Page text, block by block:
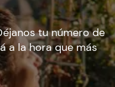
tu número de
a la hora que más